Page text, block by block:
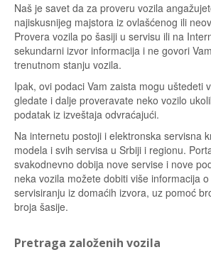
Naš je savet da za proveru vozila
najiskusnijeg majstora iz ovlašćenog ili
Provera vozila po šasiji u servisu ili na
sekundarni izvor informacija i ne govori
trenutnom stanju vozila.
Ipak, ovi podaci Vam zaista mogu uštedeti
gledate i dalje proveravate neko vozilo
podatak iz izveštaja odvraćajući.
Na internetu postoji i elektronska servisna
modela i svih servisa u Srbiji i regionu.
svakodnevno dobija nove servise i nove
neka vozila možete dobiti više informacija
servisiranju iz domaćih izvora, uz pomoć
broja šasije.
Pretraga založenih vozila